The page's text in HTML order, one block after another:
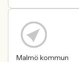
Malmö kommun